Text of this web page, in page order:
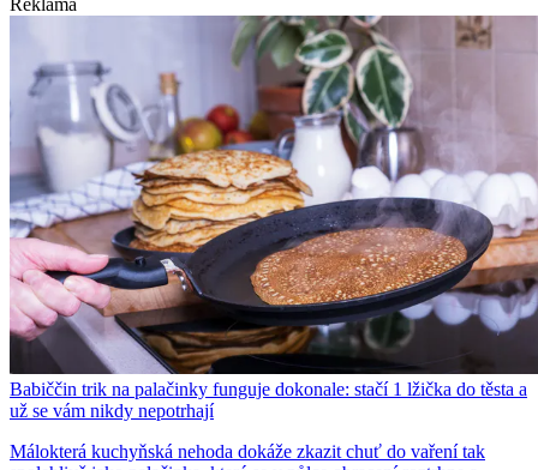
Reklama
Babiččin trik na palačinky funguje dokonale: stačí 1 lžička do těsta a
už se vám nikdy nepotrhají
Málokterá kuchyňská nehoda dokáže zkazit chuť do vaření tak